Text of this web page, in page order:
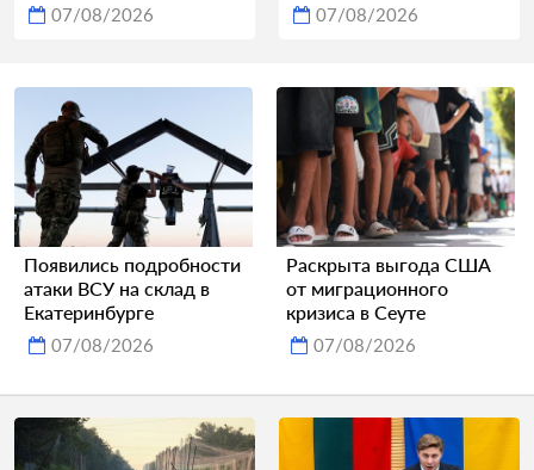
07/08/2026 07/08/2026
Появились подробности
атаки ВСУ на склад в
Екатеринбурге
07/08/2026
Раскрыта выгода США
от миграционного
кризиса в Сеуте
07/08/2026